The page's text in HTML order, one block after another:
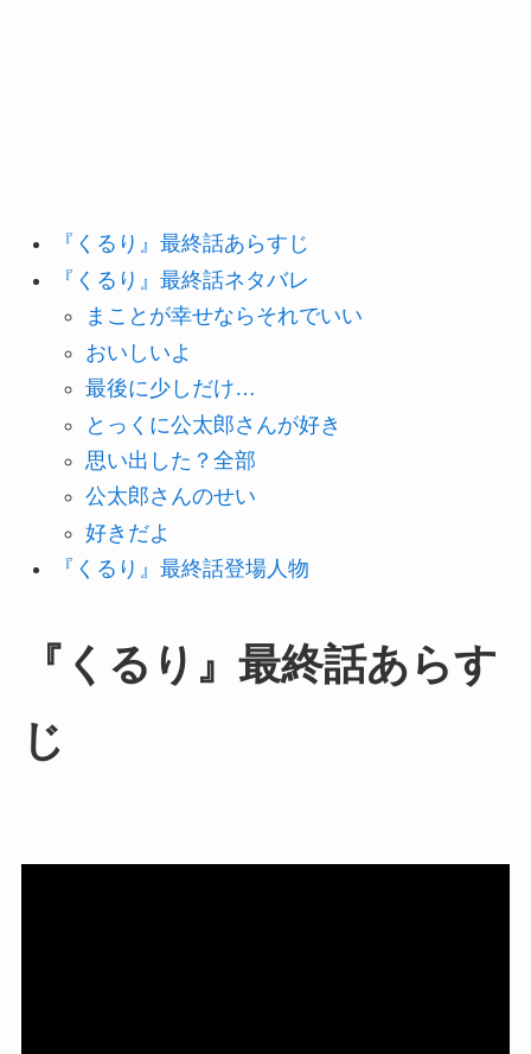
『くるり』最終話あらすじ
『くるり』最終話ネタバレ
まことが幸せならそれでいい
おいしいよ
最後に少しだけ…
とっくに公太郎さんが好き
思い出した？全部
公太郎さんのせい
好きだよ
『くるり』最終話登場人物
『くるり』最終話あらす
じ